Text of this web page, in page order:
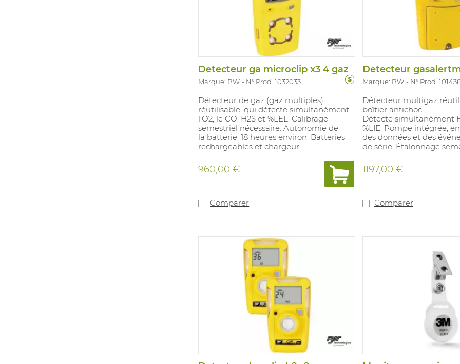
Detecteur ga microclip x3 4 gaz
Marque: BW N° Prod. 1032033
Détecteur de gaz (gaz multiples)
réutilisable, qui détecte simultanément
l'O2, le CO, H2S et %LEL. Calibrage
semestriel nécessaire. Autonomie de
la batterie: 18 heures environ. Batteries
rechargeables et chargeur
inclus. Remplacement des capteurs au
bout de deux ans. Il est possible
de désactiver les capteurs via un
ordinateur PC. Les concentrations sont
Enregistrement de l'exposition à
USB. Les versions équipées du
capteur LEL sont calibrées par défaut
sur le méthane. Les sensibilités
croisées aux autres substances
explosives ne peuvent être définies.
Valeurs d'alarme : O2 19,5%-23,5%, CO 25-
200PPM LIE CAT F 10%-20%, H2S 5-
10PPM, VLE 4 PPM, VME 1,6 PPM..
Compatible avec Microdock II.
Conformité: 89/336/CEE et Ex ia IIC T4.
Catégorie IP 65 et certification Atex.
Pour: les processus
présentant des risques chimiques.
960,00 €
Comparer
Detecteur
Marque: BW N° Prod.
Détecteur multigaz
boîtier antichoc
Détecte simultanément
%LIE. Pompe intégrée,
des données et des
de série. Étalonnage
Autonomie : environ 13
rechargeable et chargeur
Tuyau d'étalonnage de 1
rapide, tuyau
et jeu de filtres de pompe
Enregistrement des
méthane en standard.
%LIE 10 %-20 %, H₂S 10-15
%-23,5 %, CO 20-100
normes : 89/336/CEE et Ex
Classe IP 65/67 et
Convient aux procédés
risques chimiques.
1197,00 €
Comparer